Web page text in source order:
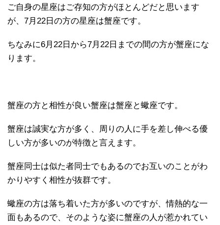
ご自身の星座はご存知の方がほとんどだと思います
が、7月22日の方の星座は蟹座です。
ちなみに6月22日から7月22日までの間の方が蟹座にな
ります。
蟹座の方と相性が良い蟹座は蟹座と蠍座です。
蟹座は誠実な方が多く、周りの人に手を差し伸べる優
しい方が多いのが特徴と言えます。
蟹座同士は似た者同士でもあるのでお互いのことがわ
かりやすく相性が抜群です。
蠍座の方は落ち着いた方が多いのですが、情熱的な一
面もあるので、そのような姿に蟹座の人が惹かれてい